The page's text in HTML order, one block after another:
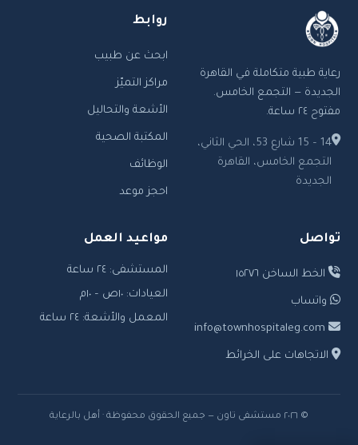
رعاية طبية متكاملة في القاهرة
الجديدة — التجمع الخامس.
مفتوح ٢٤ ساعة.
14 – 15 شارع 53، الحي الثاني،
التجمع الخامس، القاهرة
الجديدة
روابط
ابحث عن طبيب
مراكز التميّز
الأشعة والتحاليل
المكتبة الصحية
الوظائف
احجز موعد
تواصل
الخط الساخن ١٥٢٧٦
واتساب
الاتجاهات على الخرائط
مواعيد العمل
المستشفى: ٢٤ ساعة
العيادات: ١٠ص – ١٠م
المعمل والأشعة: ٢٤ ساعة
© ٢٠٢٦ مستشفى تاون — جميع الحقوق محفوظة · أهل بالرعاية